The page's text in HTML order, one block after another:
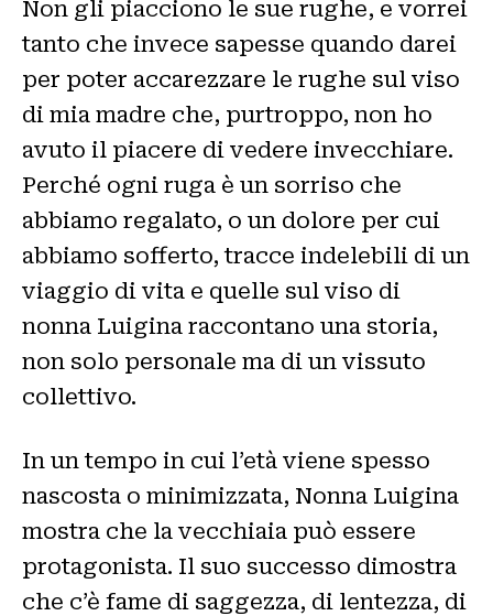
Non gli piacciono le sue rughe, e vorrei
tanto che invece sapesse quando darei
per poter accarezzare le rughe sul viso
di mia madre che, purtroppo, non ho
avuto il piacere di vedere invecchiare.
Perché ogni ruga è un sorriso che
abbiamo regalato, o un dolore per cui
abbiamo sofferto, tracce indelebili di un
viaggio di vita e quelle sul viso di
nonna Luigina raccontano una storia,
non solo personale ma di un vissuto
collettivo.
In un tempo in cui l’età viene spesso
nascosta o minimizzata, Nonna Luigina
mostra che la vecchiaia può essere
protagonista. Il suo successo dimostra
che c’è fame di saggezza, di lentezza, di